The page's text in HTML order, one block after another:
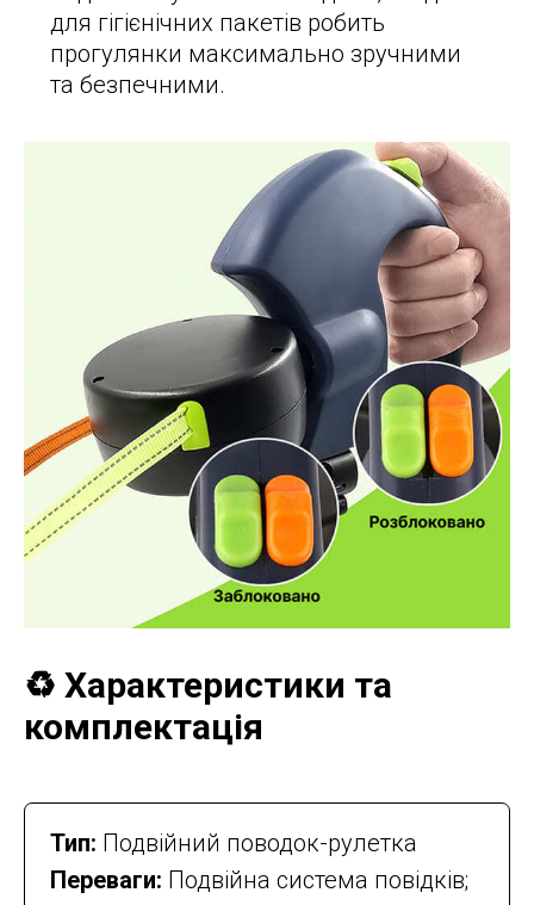
для гігієнічних пакетів робить
прогулянки максимально зручними
та безпечними.
♻️ Характеристики та
комплектація
Тип: Подвійний поводок-рулетка
Переваги: Подвійна система повідків;